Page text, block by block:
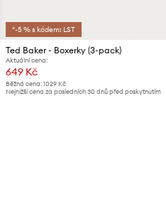
*-5 % s kódem: LST
Ted Baker - Boxerky (3-pack)
Aktuální cena:
649 Kč
Běžná cena: 1029 Kč
Nejnižší cena za posledních 30 dnů před poskytnutím